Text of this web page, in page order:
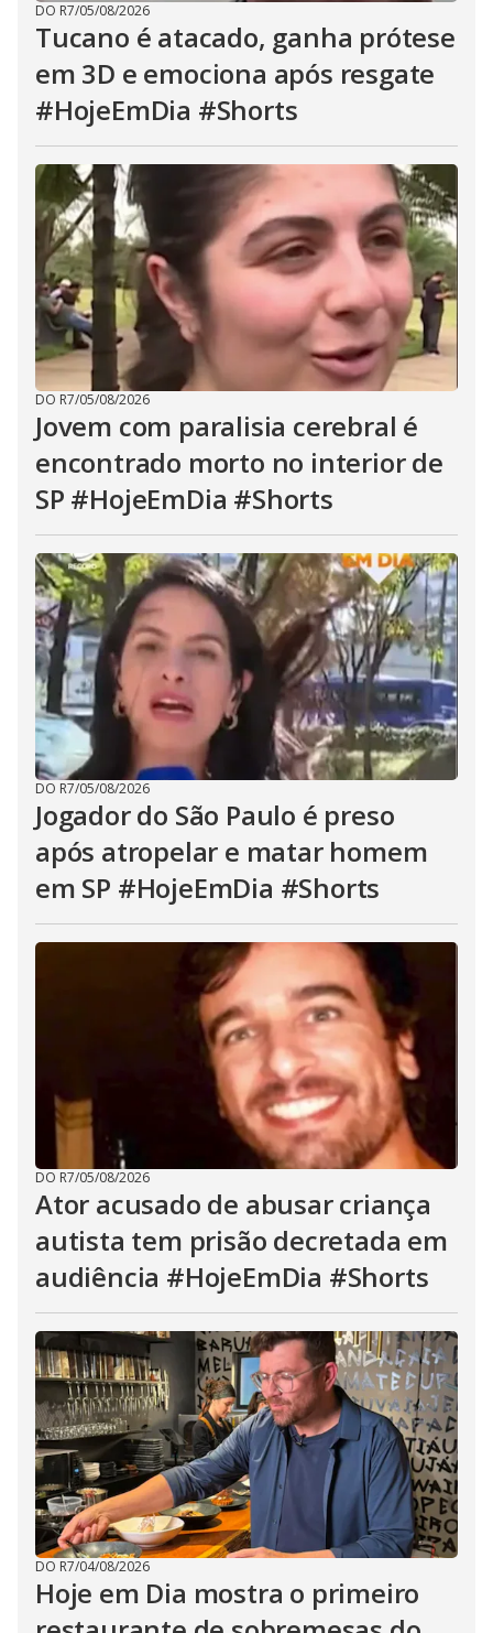
DO R7/05/08/2026
Tucano é atacado, ganha prótese
em 3D e emociona após resgate
#HojeEmDia #Shorts
DO R7/05/08/2026
Jovem com paralisia cerebral é
encontrado morto no interior de
SP #HojeEmDia #Shorts
DO R7/05/08/2026
Jogador do São Paulo é preso
após atropelar e matar homem
em SP #HojeEmDia #Shorts
DO R7/05/08/2026
Ator acusado de abusar criança
autista tem prisão decretada em
audiência #HojeEmDia #Shorts
DO R7/04/08/2026
Hoje em Dia mostra o primeiro